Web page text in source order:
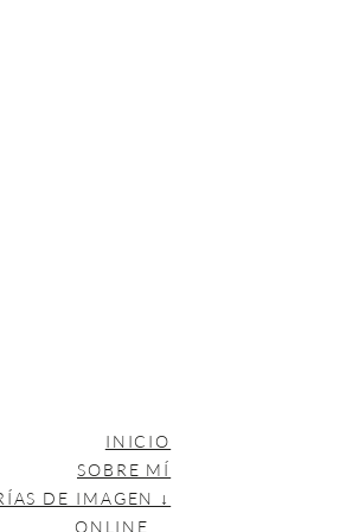
INICIO
SOBRE MÍ
DE IMAGEN ↓
ONLINE